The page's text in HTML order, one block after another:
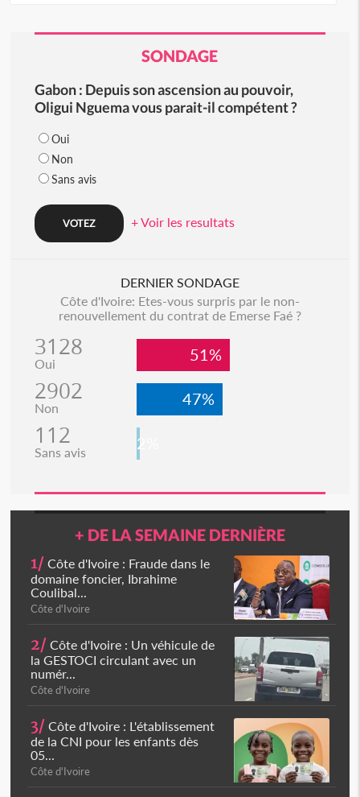
SONDAGE
Gabon : Depuis son ascension au pouvoir,
Oligui Nguema vous parait-il compétent ?
Oui
Non
Sans avis
+ Voir les resultats
DERNIER SONDAGE
Côte d'Ivoire: Etes-vous surpris par le non-
renouvellement du contrat de Emerse Faé ?
3128
Oui 51%
2902
Non 47%
112
Sans avis 2%
+ DE LA SEMAINE DERNIÈRE
1/ Côte d'Ivoire : Fraude dans le
domaine foncier, Ibrahime
Coulibal...
Côte d'Ivoire
2/ Côte d'Ivoire : Un véhicule de
la GESTOCI circulant avec un
numér...
Côte d'Ivoire
3/ Côte d'Ivoire : L'établissement
de la CNI pour les enfants dès
05...
Côte d'Ivoire